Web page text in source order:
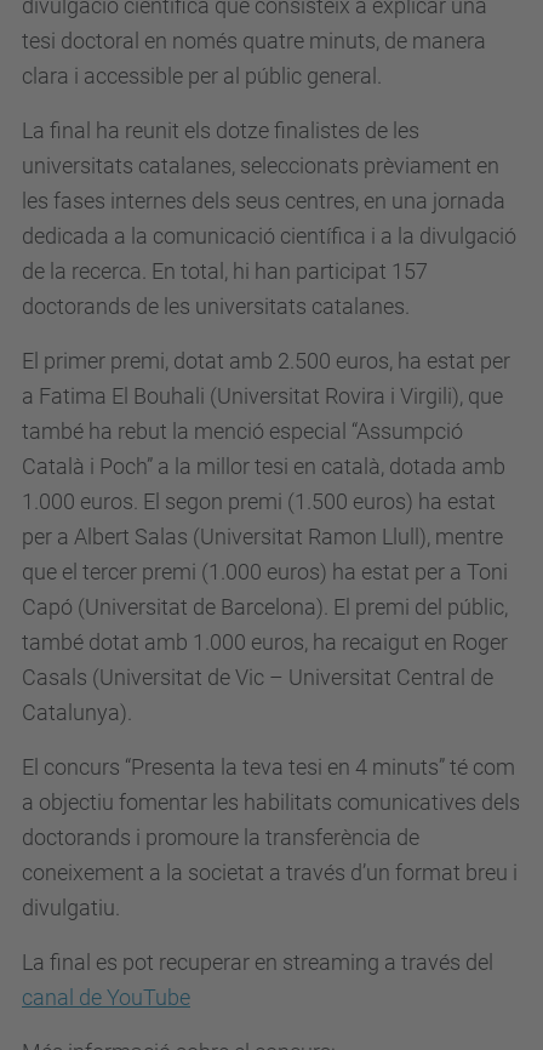
divulgació científica que consisteix a explicar una
tesi doctoral en només quatre minuts, de manera
clara i accessible per al públic general.
La final ha reunit els dotze finalistes de les
universitats catalanes, seleccionats prèviament en
les fases internes dels seus centres, en una jornada
dedicada a la comunicació científica i a la divulgació
de la recerca. En total, hi han participat 157
doctorands de les universitats catalanes.
El primer premi, dotat amb 2.500 euros, ha estat per
a Fatima El Bouhali (Universitat Rovira i Virgili), que
també ha rebut la menció especial “Assumpció
Català i Poch” a la millor tesi en català, dotada amb
1.000 euros. El segon premi (1.500 euros) ha estat
per a Albert Salas (Universitat Ramon Llull), mentre
que el tercer premi (1.000 euros) ha estat per a Toni
Capó (Universitat de Barcelona). El premi del públic,
també dotat amb 1.000 euros, ha recaigut en Roger
Casals (Universitat de Vic – Universitat Central de
Catalunya).
El concurs “Presenta la teva tesi en 4 minuts” té com
a objectiu fomentar les habilitats comunicatives dels
doctorands i promoure la transferència de
coneixement a la societat a través d’un format breu i
divulgatiu.
La final es pot recuperar en streaming a través del
canal de YouTube